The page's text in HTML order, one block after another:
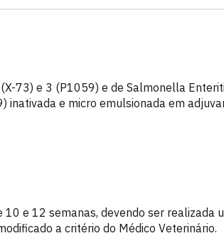
73) e 3 (P1059) e de Salmonella
inativada e micro emulsionada em
e 12 semanas, devendo ser realizada
a critério do Médico Veterinário.